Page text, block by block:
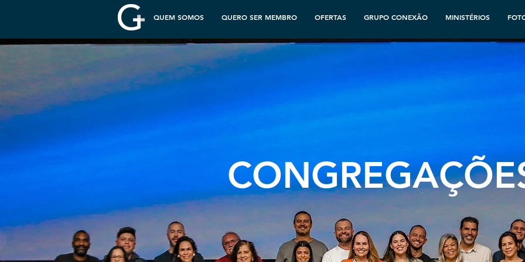
QUEM SOMOS QUERO SER MEMBRO OFERTAS GRUPO CONEXÃO MINISTÉRIOS
QUEM SOMOS QUERO SER MEMBRO antigo GRUPOS PEQUENOS